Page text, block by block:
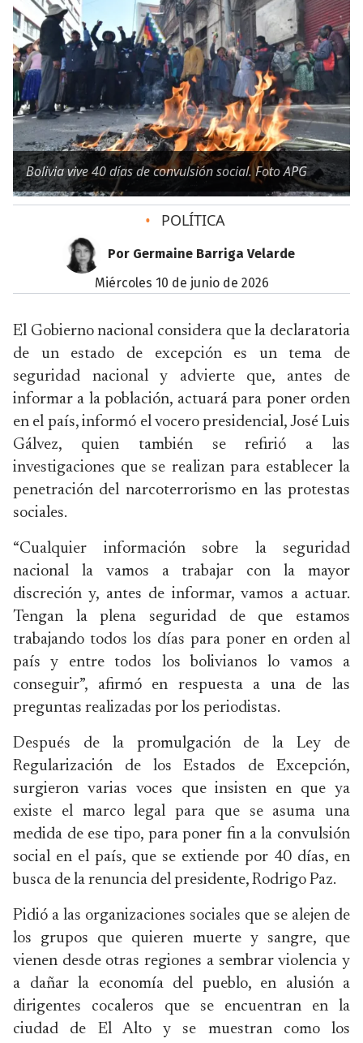
Bolivia vive 40 días de convulsión social. Foto APG
• POLÍTICA
Por Germaine Barriga Velarde
miércoles 10 de junio de 2026
El Gobierno nacional considera que la declaratoria
de un estado de excepción es un tema de
seguridad nacional y advierte que, antes de
informar a la población, actuará para poner orden
en el país, informó el vocero presidencial, José Luis
Gálvez, quien también se refirió a las
investigaciones que se realizan para establecer la
penetración del narcoterrorismo en las protestas
sociales.
“Cualquier información sobre la seguridad
nacional la vamos a trabajar con la mayor
discreción y, antes de informar, vamos a actuar.
Tengan la plena seguridad de que estamos
trabajando todos los días para poner en orden al
país y entre todos los bolivianos lo vamos a
conseguir”, afirmó en respuesta a una de las
preguntas realizadas por los periodistas.
Después de la promulgación de la Ley de
Regularización de los Estados de Excepción,
surgieron varias voces que insisten en que ya
existe el marco legal para que se asuma una
medida de ese tipo, para poner fin a la convulsión
social en el país, que se extiende por 40 días, en
busca de la renuncia del presidente, Rodrigo Paz.
Pidió a las organizaciones sociales que se alejen de
los grupos que quieren muerte y sangre, que
vienen desde otras regiones a sembrar violencia y
a dañar la economía del pueblo, en alusión a
dirigentes cocaleros que se encuentran en la
ciudad de El Alto y se muestran como los